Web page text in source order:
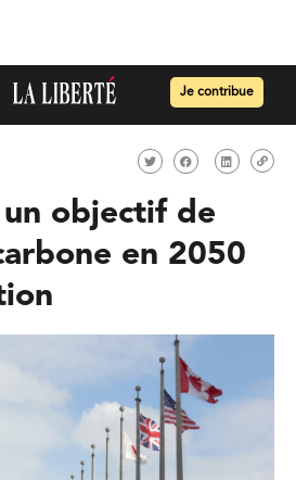
Je contribue
objectif de
en 2050